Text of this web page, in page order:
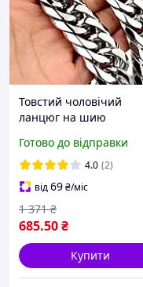
Товстий чоловічий
ланцюг на шию
14мм, Ланцюг широкий
чоловічий, товстий
чоловічий ланцюжок
Готово до відправки
4.0 (2)
від69₴/міс
685.50₴
1 371 ₴
Купити